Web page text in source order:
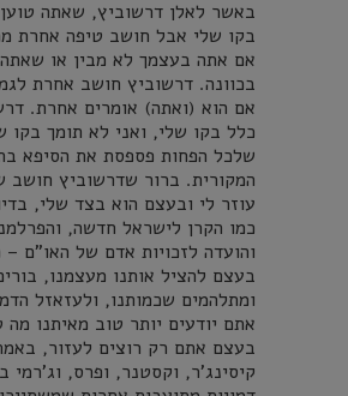
באשר לאלן דרשוביץ, שאתה
בקו שלי אבל חושב טיפה אחרת
אם אתה בעצמך לא מבין או
בכוונה. דרשוביץ חושב אחרת
אם הוא (ואתה) אומרים אחרת.
כלל בקו שלי, ואני לא תומך בקו
שלכל הפחות פספסת את הסיפא
המקורית. ברור שדרשוביץ חושב
עוזר לי ובעצם הוא בצד שלי,
כמו הקרן לישראל חדשה,
והועדה לזכויות אדם של האו"ם
בעצם להציל אותנו מעצמנו,
ומתלהמים שכמותנו, ולעזאזל
אתם יודעים יותר טוב מאיתנו
בעצם אתם רק רוצים לעזור,
קיסינג'ר, וקסטנר, ופרס, וג'רמי